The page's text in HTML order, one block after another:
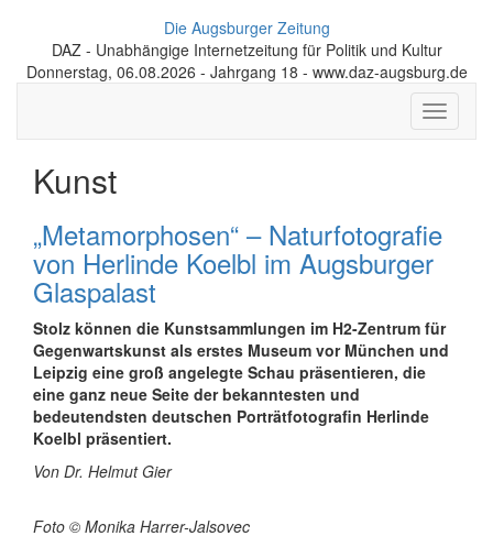
Die Augsburger Zeitung
DAZ - Unabhängige Internetzeitung für Politik und Kultur
Donnerstag, 06.08.2026 - Jahrgang 18 - www.daz-augsburg.de
Toggle
Kunst
„Metamorphosen“ – Naturfotografie
von Herlinde Koelbl im Augsburger
Glaspalast
Stolz können die Kunstsammlungen im H2-Zentrum für
Gegenwartskunst als erstes Museum vor München und
Leipzig eine groß angelegte Schau präsentieren, die
eine ganz neue Seite der bekanntesten und
bedeutendsten deutschen Porträtfotografin Herlinde
Koelbl präsentiert.
Von Dr. Helmut Gier
Foto © Monika Harrer-Jalsovec